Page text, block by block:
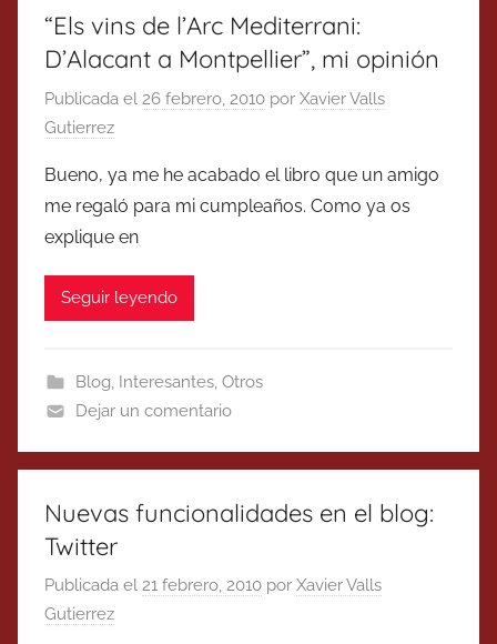
“Els vins de l’Arc Mediterrani:
D’Alacant a Montpellier”, mi opinión
Publicada el 26 febrero, 2010 por Xavier Valls
Gutierrez
Bueno, ya me he acabado el libro que un amigo
me regaló para mi cumpleaños. Como ya os
explique en
Seguir leyendo
Blog, Interesantes, Otros
Dejar un comentario
Nuevas funcionalidades en el blog:
Twitter
Publicada el 21 febrero, 2010 por Xavier Valls
Gutierrez